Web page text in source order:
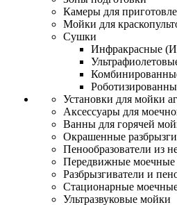
Камеры для
Мойки для
Сушки
Инфракрасные
Установки для мойки
Аксессуары для
Ванны для горячей
Окрашенные
Пенообразователи из
Передвижные
Разбрызгиватели и
Стационарные
Ультразвуковые мойки